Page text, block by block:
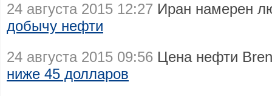
24 августа 2015 12:27 Иран намерен
добычу нефти
24 августа 2015 09:56 Цена нефти
ниже 45 долларов